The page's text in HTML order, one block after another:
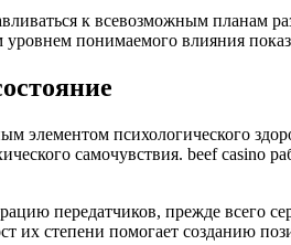
к всевозможным планам
понимаемого влияния
элементом психологического
самочувствия. beef casino
передатчиков, прежде всего
их степени помогает созданию